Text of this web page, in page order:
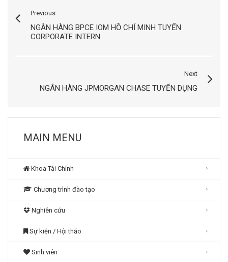
Previous
NGÂN HÀNG BPCE IOM HỒ CHÍ MINH TUYỂN
CORPORATE INTERN
Next
NGÂN HÀNG JPMORGAN CHASE TUYỂN DỤNG
MAIN MENU
Khoa Tài Chính
Chương trình đào tạo
Nghiên cứu
Sự kiện / Hội thảo
Sinh viên